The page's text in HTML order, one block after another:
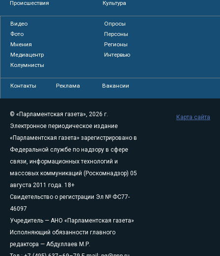
Происшествия
Культура
Видео
Опросы
Фото
Персоны
Мнения
Регионы
Медиацентр
Интервью
Колумнисты
Контакты Реклама Вакансии
© «Парламентская газета», 2026 г.
Электронное периодическое издание
«Парламентская газета» зарегистрировано в
Федеральной службе по надзору в сфере
связи, информационных технологий и
массовых коммуникаций (Роскомнадзор) 05
августа 2011 года. 18+
Свидетельство о регистрации Эл № ФС77-
46097
Учредитель — АНО «Парламентская газета»
Исполняющий обязанности главного
редактора — Абдуллаев М.Р.
Карта сайта